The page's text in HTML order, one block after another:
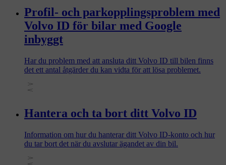
Profil- och parkopplingsproblem med
Volvo ID för bilar med Google
inbyggt
Har du problem med att ansluta ditt Volvo ID till bilen finns
det ett antal åtgärder du kan vidta för att lösa problemet.
Hantera och ta bort ditt Volvo ID
Information om hur du hanterar ditt Volvo ID-konto och hur
du tar bort det när du avslutar ägandet av din bil.